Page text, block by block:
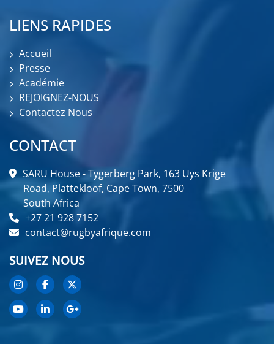
LIENS RAPIDES
Accueil
Presse
Académie
REJOIGNEZ-NOUS
Contactez Nous
CONTACT
SARU House - Tygerberg Park, 163 Uys Krige
Road, Plattekloof, Cape Town, 7500
South Africa
+27 21 928 7152
contact@rugbyafrique.com
SUIVEZ NOUS